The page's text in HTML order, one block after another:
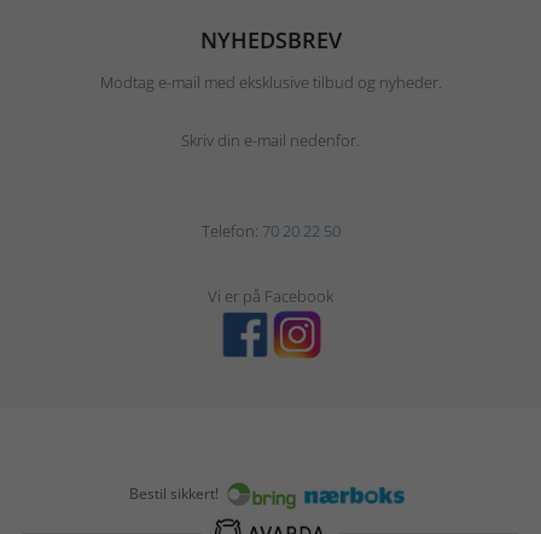
NYHEDSBREV
Modtag e-mail med eksklusive tilbud og nyheder.
Skriv din e-mail nedenfor.
Telefon: 70 20 22 50
Vi er på Facebook
Bestil sikkert!